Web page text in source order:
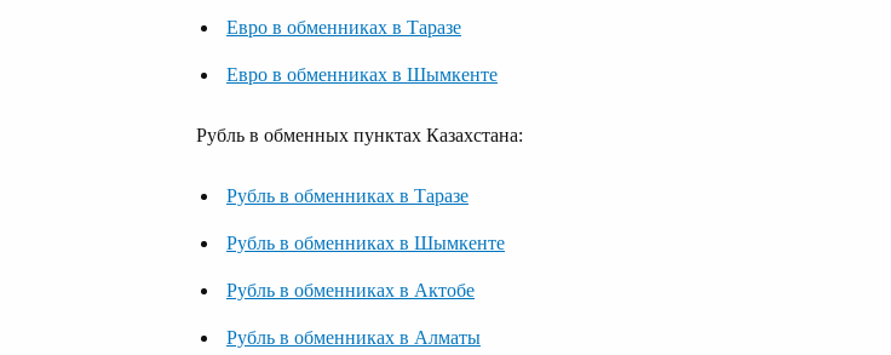
Евро в обменниках в Таразе
Евро в обменниках в Шымкенте
Рубль в обменных пунктах Казахстана:
Рубль в обменниках в Таразе
Рубль в обменниках в Шымкенте
Рубль в обменниках в Актобе
Рубль в обменниках в Алматы